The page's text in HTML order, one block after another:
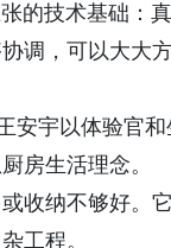
的技术基础：
调，可以大大
安宇以体验官
房生活理念。
收纳不够好。
工程。